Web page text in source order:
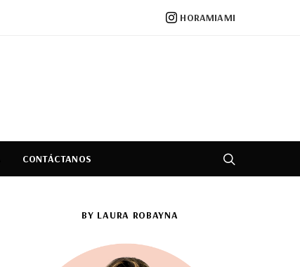
HORAMIAMI
CONTÁCTANOS
BY LAURA ROBAYNA